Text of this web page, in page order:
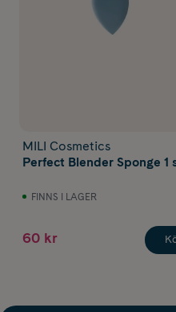
MILI Cosmetics
Perfect Blender Sponge 1
FINNS I LAGER
60 kr